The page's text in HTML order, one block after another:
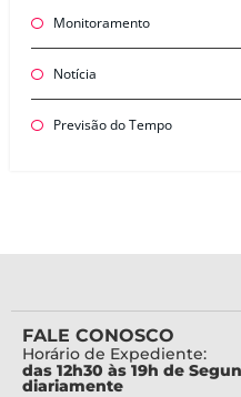
Monitoramento
Notícia
Previsão do Tempo
FALE CONOSCO
Horário de Expediente:
das 12h30 às 19h de
diariamente